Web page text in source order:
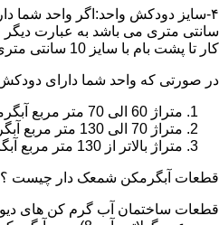
کار تا پشت بام با سایز 10 سانتی متری ( هم اندازه دودکش بخاری) داشته باشد تنها می توانید از آبگرمکن BX114 استفاده نمایید.
در صورتی که واحد شما دارای دودکش 15 سانتی تو کار می باشد بر اساس متراژ می توانید دستگاه های زیر را انتخاب
متراژ 60 الی 70 متر مربع آبگرمکن B3112
متراژ 70 الی 130 متر مربع آبگرمکن B3115 یا B3215i
متراژ بالاتر از 130 متر مربع آبگرمکن B3118 یا B3218i
قطعات آبگرمکن شمعک دار چیست ؟